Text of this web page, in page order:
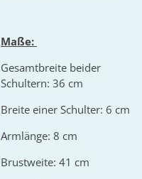
Maße:
Gesamtbreite beider
Schultern: 36 cm
Breite einer Schulter: 6 cm
Armlänge: 8 cm
Brustweite: 41 cm